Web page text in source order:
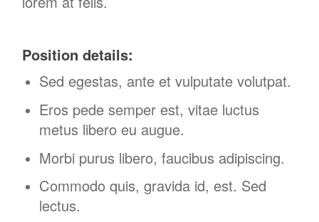
Position details:
Sed egestas, ante et vulputate volutpat.
Eros pede semper est, vitae luctus
metus libero eu augue.
Morbi purus libero, faucibus adipiscing.
Commodo quis, gravida id, est. Sed
lectus.